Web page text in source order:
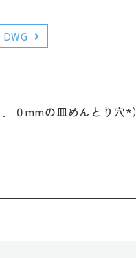
DWG
０mmの皿めんとり穴*）